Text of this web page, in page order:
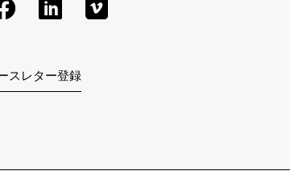
スレター登録